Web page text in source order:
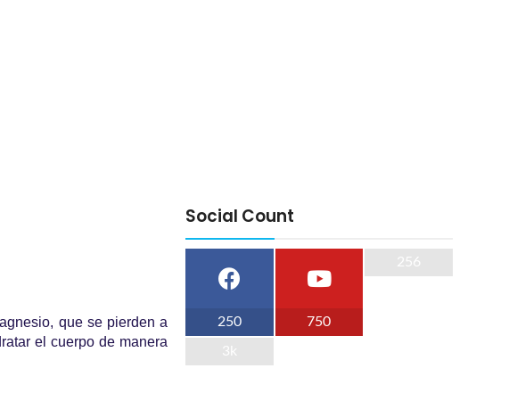
que se pierden a
el cuerpo de manera
Social Count
250 750
256
3k